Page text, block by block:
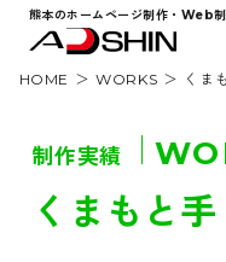
熊本のホームページ制作・Web
HOME WORKS くま
制作実績
くまもと